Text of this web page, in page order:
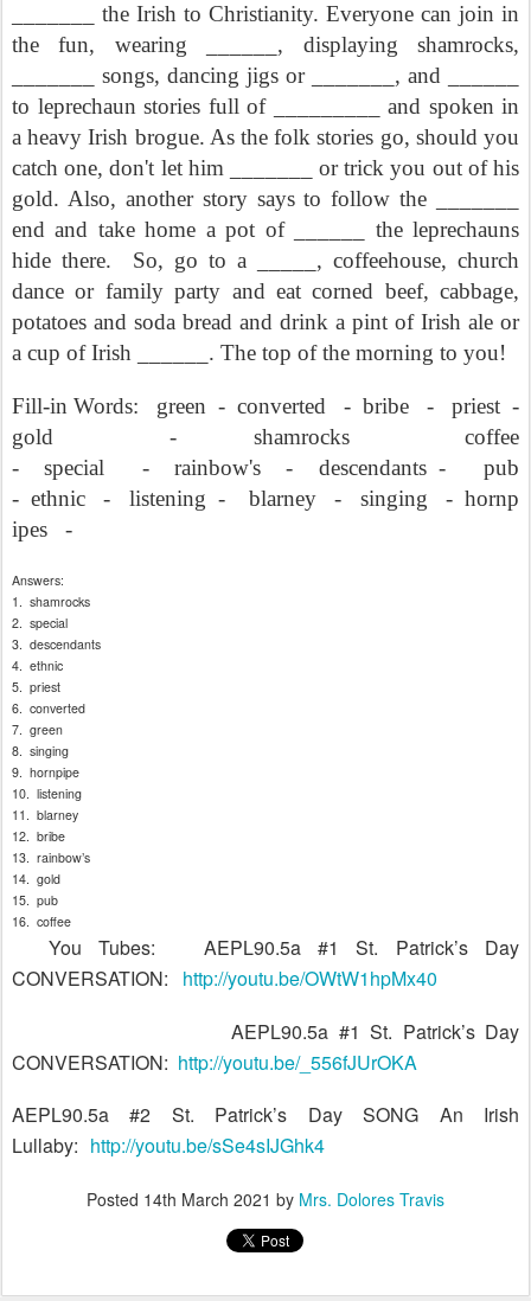
_______ the Irish to Christianity. Everyone can join in
the fun, wearing ______, displaying shamrocks,
_______ songs, dancing jigs or _______, and ______
to leprechaun stories full of _________ and spoken in
a heavy Irish brogue. As the folk stories go, should you
catch one, don't let him _______ or trick you out of his
gold. Also, another story says to follow the _______
end and take home a pot of ______ the leprechauns
hide there.
So, go to a _____, coffeehouse, church
dance or family party and eat corned beef, cabbage,
potatoes and soda bread and drink a pint of Irish ale or
a cup of Irish ______. The top of the morning to you!
Fill-in Words: green - converted - bribe - priest -
gold
- shamrocks
coffee
-
special - rainbow's - descendants -
pub
- ethnic - listening - blarney - singing - hornp
ipes
-
Answers:
1. shamrocks
2. special
3. descendants
4. ethnic
5. priest
6. converted
7. green
8. singing
9. hornpipe
10. listening
11. blarney
12. bribe
13. rainbow’s
14. gold
15. pub
16. coffee
You Tubes:
AEPL90.5a #1 St. Patrick’s Day
CONVERSATION:
http://youtu.be/OWtW1hpMx40
AEPL90.5a #1 St. Patrick’s Day
CONVERSATION: http://youtu.be/_556fJUrOKA
AEPL90.5a #2 St. Patrick’s Day SONG An Irish
Lullaby: http://youtu.be/sSe4sIJGhk4
Posted 14th March 2021 by Mrs. Dolores Travis